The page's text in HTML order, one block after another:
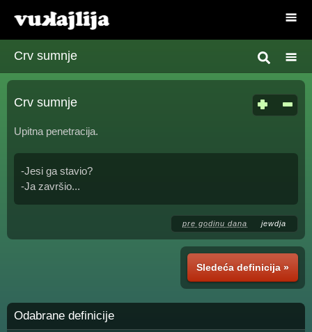
Crv sumnje
Crv sumnje
Upitna penetracija.
-Jesi ga stavio?
-Ja završio...
pre godinu dana jewdja
Sledeća definicija »
Odabrane definicije